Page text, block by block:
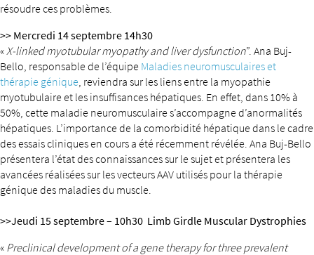
résoudre ces problèmes.
>> Mercredi 14 septembre 14h30
«X-linked myotubular myopathy and liver dysfunction”. Ana Buj-
Bello, responsable de l’équipe Maladies neuromusculaires et
thérapie génique, reviendra sur les liens entre la myopathie
myotubulaire et les insuffisances hépatiques. En effet, dans 10% à
50%, cette maladie neuromusculaire s’accompagne d’anormalités
hépatiques. L’importance de la comorbidité hépatique dans le cadre
des essais cliniques en cours a été récemment révélée. Ana Buj-Bello
présentera l’état des connaissances sur le sujet et présentera les
avancées réalisées sur les vecteurs AAV utilisés pour la thérapie
génique des maladies du muscle.
>>Jeudi 15 septembre – 10h30 Limb Girdle Muscular Dystrophies
« Preclinical development of a gene therapy for three prevalent